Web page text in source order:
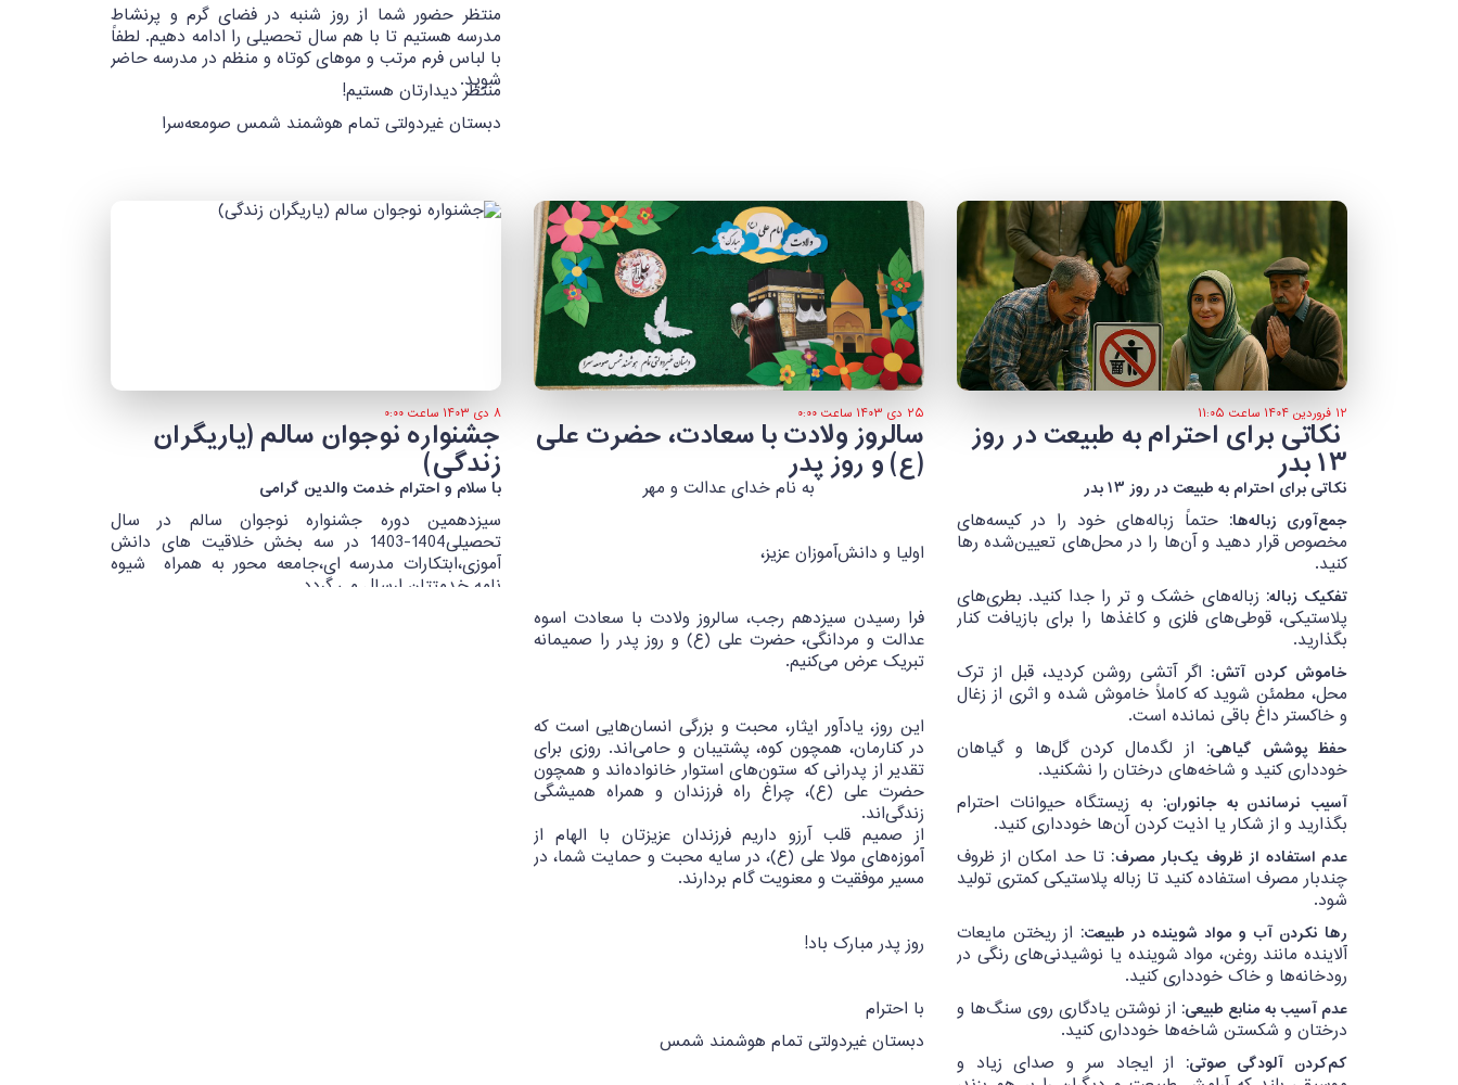
منتظر حضور شما از روز شنبه در فضای گرم و پرنشاط
مدرسه هستیم تا با هم سال تحصیلی را ادامه دهیم. لطفاً
با لباس فرم مرتب و موهای کوتاه و منظم در مدرسه حاضر
شوید.
منتظر دیدارتان هستیم!
دبستان غیردولتی تمام هوشمند شمس صومعه‌سرا
۱۲ فروردین ۱۴۰۴ ساعت ۱۱:۰۵‍ نکاتی برای احترام به طبیعت در روز
۱۳ بدر
نکاتی برای احترام به طبیعت در روز ۱۳ بدر
جمع‌آوری زباله‌ها: حتماً زباله‌های خود را در کیسه‌های
مخصوص قرار دهید و آن‌ها را در محل‌های تعیین‌شده رها
کنید.
تفکیک زباله: زباله‌های خشک و تر را جدا کنید. بطری‌های
پلاستیکی، قوطی‌های فلزی و کاغذها را برای بازیافت کنار
بگذارید.
خاموش کردن آتش: اگر آتشی روشن کردید، قبل از ترک
محل، مطمئن شوید که کاملاً خاموش شده و اثری از زغال
و خاکستر داغ باقی نمانده است.
حفظ پوشش گیاهی: از لگدمال کردن گل‌ها و گیاهان
خودداری کنید و شاخه‌های درختان را نشکنید.
آسیب نرساندن به جانوران: به زیستگاه حیوانات احترام
بگذارید و از شکار یا اذیت کردن آن‌ها خودداری کنید.
عدم استفاده از ظروف یک‌بار مصرف: تا حد امکان از ظروف
چندبار مصرف استفاده کنید تا زباله پلاستیکی کمتری تولید
شود.
رها نکردن آب و مواد شوینده در طبیعت: از ریختن مایعات
آلاینده مانند روغن، مواد شوینده یا نوشیدنی‌های رنگی در
رودخانه‌ها و خاک خودداری کنید.
عدم آسیب به منابع طبیعی: از نوشتن یادگاری روی سنگ‌ها و
درختان و شکستن شاخه‌ها خودداری کنید.
کم‌کردن آلودگی صوتی: از ایجاد سر و صدای زیاد و
۲۵ دی ۱۴۰۳ ساعت ۰:۰۰
سالروز ولادت با سعادت، حضرت علی
(ع) و روز پدربه نام خدای عدالت و مهر
اولیا و دانش‌آموزان عزیز،
فرا رسیدن سیزدهم رجب، سالروز ولادت با سعادت اسوه
عدالت و مردانگی، حضرت علی (ع) و روز پدر را صمیمانه
تبریک عرض می‌کنیم.
این روز، یادآور ایثار، محبت و بزرگی انسان‌هایی است که
در کنارمان، همچون کوه، پشتیبان و حامی‌اند. روزی برای
تقدیر از پدرانی که ستون‌های استوار خانواده‌اند و همچون
حضرت علی (ع)، چراغ راه فرزندان و همراه همیشگی
زندگی‌اند.
از صمیم قلب آرزو داریم فرزندان عزیزتان با الهام از
آموزه‌های مولا علی (ع)، در سایه محبت و حمایت شما، در
مسیر موفقیت و معنویت گام بردارند.
روز پدر مبارک باد!
با احترام
دبستان غیردولتی تمام هوشمند شمس
۸ دی ۱۴۰۳ ساعت ۰:۰۰جشنواره نوجوان سالم (یاریگران
زندگی)
با سلام و احترام خدمت والدین گرامی
سیزدهمین دوره جشنواره نوجوان سالم در سال
تحصیلی1404-1403 در سه بخش خلاقیت های دانش
آموزی،ابتکارات مدرسه ای،جامعه محور به همراه شیوه
نامه خدمتتان ارسال می گردد.